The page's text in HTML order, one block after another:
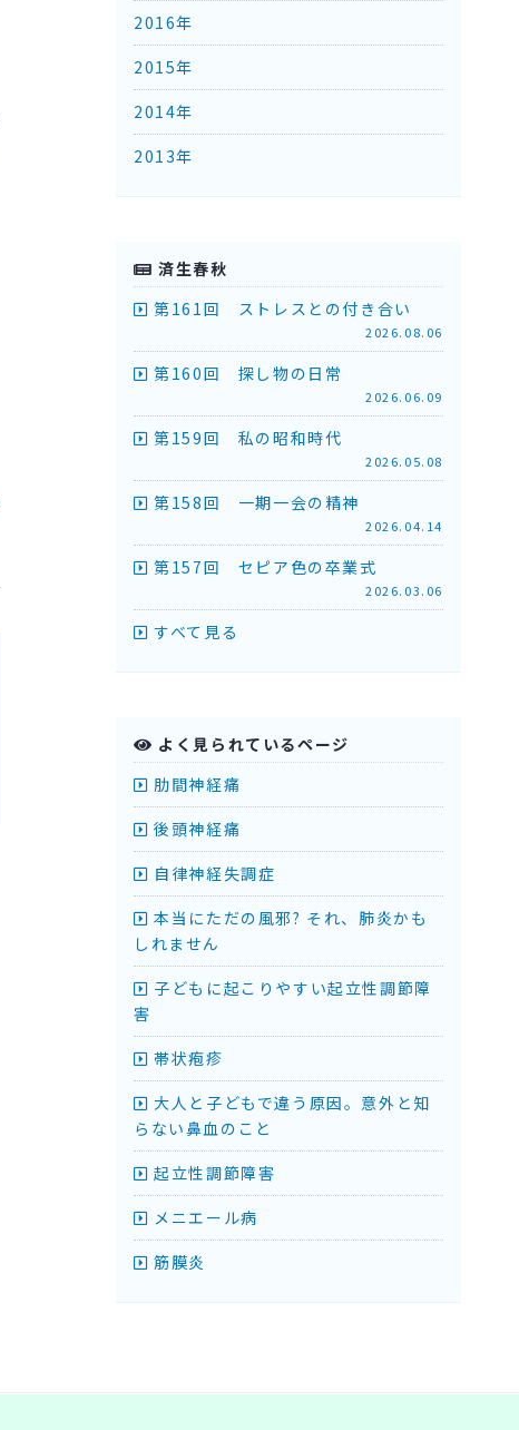
2016年
2015年
2014年
2013年
済生春秋
第161回 ストレスとの付き合い
2026.08.06
第160回 探し物の日常
2026.06.09
第159回 私の昭和時代
2026.05.08
第158回 一期一会の精神
2026.04.14
第157回 セピア色の卒業式
2026.03.06
すべて見る
よく見られているページ
肋間神経痛
後頭神経痛
自律神経失調症
本当にただの風邪? それ、肺炎かも
しれません
子どもに起こりやすい起立性調節障
害
帯状疱疹
大人と子どもで違う原因。意外と知
らない鼻血のこと
起立性調節障害
メニエール病
筋膜炎